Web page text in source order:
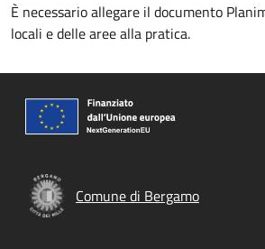
È necessario allegare il documento
locali e delle aree alla pratica.
Comune di Bergamo